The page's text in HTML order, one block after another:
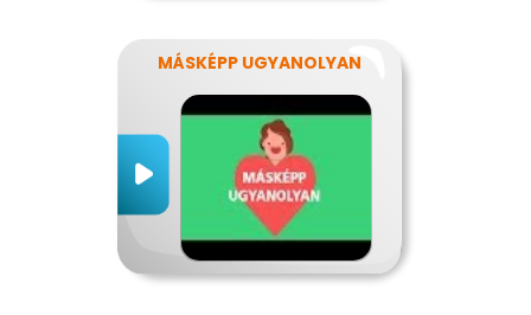
MÁSKÉPP UGYANOLYAN